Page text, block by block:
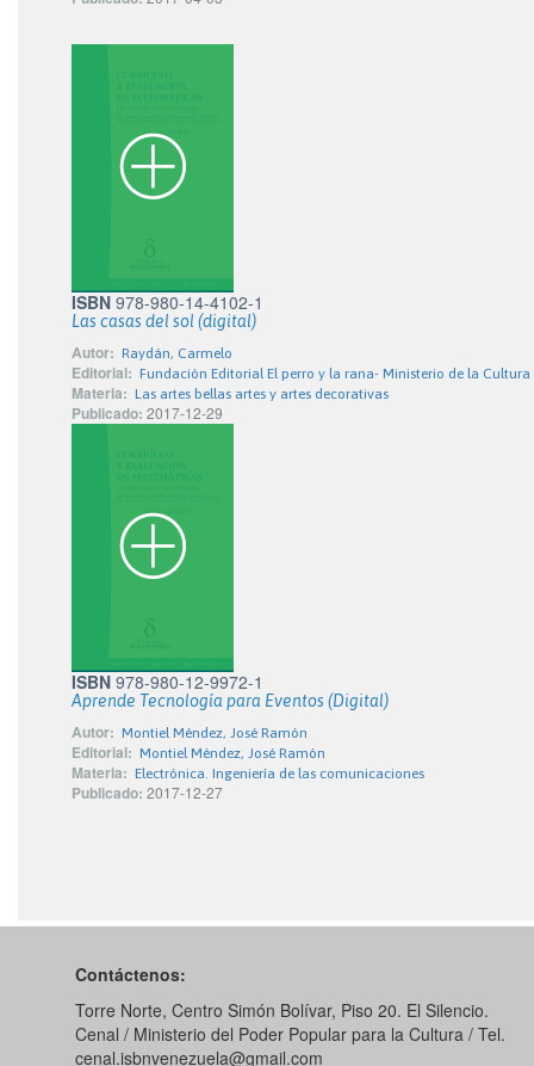
ISBN 978-980-14-4102-1
Las casas del sol (digital)
Autor: Raydán, Carmelo
Editorial: Fundación Editorial El perro y la rana- Ministerio de la Cultura
Materia: Las artes bellas artes y artes decorativas
Publicado: 2017-12-29
ISBN 978-980-12-9972-1
Aprende Tecnología para Eventos (Digital)
Autor: Montiel Méndez, José Ramón
Editorial: Montiel Méndez, José Ramón
Materia: Electrónica. Ingeniería de las comunicaciones
Publicado: 2017-12-27
Contáctenos:
Torre Norte, Centro Simón Bolívar, Piso 20. El Silencio.
Cenal / Ministerio del Poder Popular para la Cultura / Tel.
cenal.isbnvenezuela@gmail.com